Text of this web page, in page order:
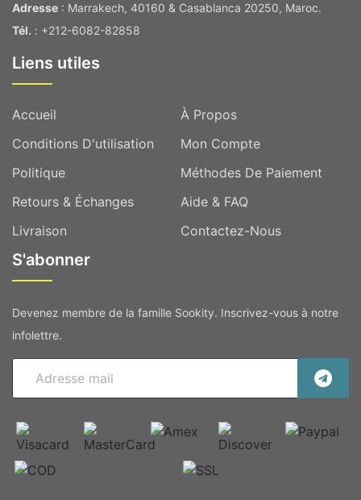
Adresse : Marrakech, 40160 & Casablanca 20250, Maroc.
Tél. : +212-6082-82858
Liens utiles
Accueil
À Propos
Conditions D'utilisation
Mon Compte
Politique
Méthodes De Paiement
Retours & Échanges
Aide & FAQ
Livraison
Contactez-Nous
S'abonner
Devenez membre de la famille Sookity. Inscrivez-vous à notre
infolettre.